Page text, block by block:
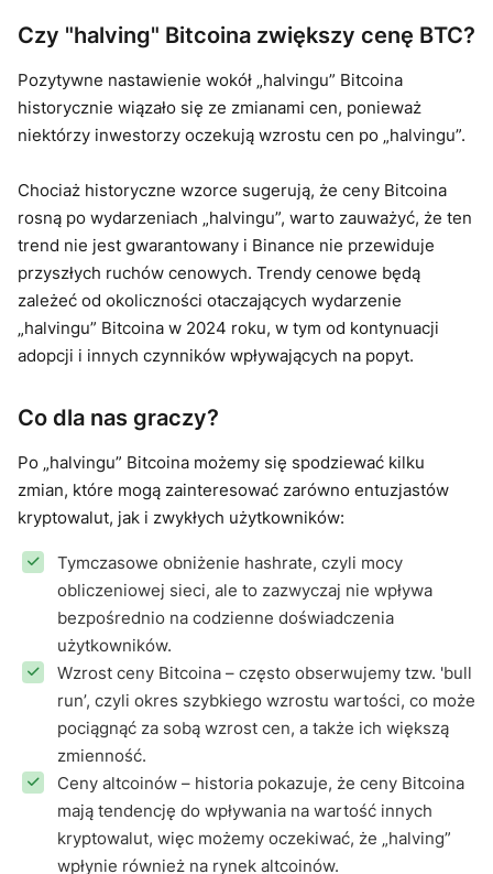
Czy "halving" Bitcoina zwiększy cenę BTC?
Pozytywne nastawienie wokół „halvingu” Bitcoina
historycznie wiązało się ze zmianami cen, ponieważ
niektórzy inwestorzy oczekują wzrostu cen po „halvingu”.
Chociaż historyczne wzorce sugerują, że ceny Bitcoina
rosną po wydarzeniach „halvingu”, warto zauważyć, że ten
trend nie jest gwarantowany i Binance nie przewiduje
przyszłych ruchów cenowych. Trendy cenowe będą
zależeć od okoliczności otaczających wydarzenie
„halvingu” Bitcoina w 2024 roku, w tym od kontynuacji
adopcji i innych czynników wpływających na popyt.
Co dla nas graczy?
Po „halvingu” Bitcoina możemy się spodziewać kilku
zmian, które mogą zainteresować zarówno entuzjastów
kryptowalut, jak i zwykłych użytkowników:
Tymczasowe obniżenie hashrate, czyli mocy
obliczeniowej sieci, ale to zazwyczaj nie wpływa
bezpośrednio na codzienne doświadczenia
użytkowników.
Wzrost ceny Bitcoina – często obserwujemy tzw. 'bull
run’, czyli okres szybkiego wzrostu wartości, co może
pociągnąć za sobą wzrost cen, a także ich większą
zmienność.
Ceny altcoinów – historia pokazuje, że ceny Bitcoina
mają tendencję do wpływania na wartość innych
kryptowalut, więc możemy oczekiwać, że „halving”
wpłynie również na rynek altcoinów.